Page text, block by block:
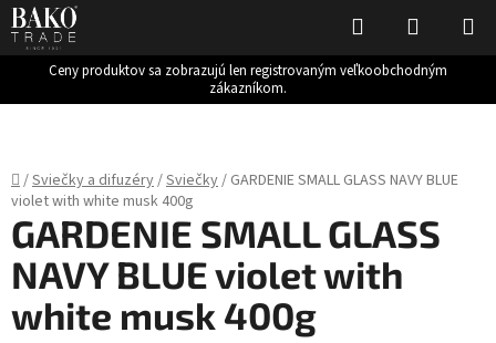
Ceny produktov sa zobrazujú len registrovaným veľkoobchodným
zákazníkom.
Hľadať
KOŠÍK
Domov
/Sviečky a difuzéry/Sviečky/ GARDENIE SMALL GLASS NAVY BLUE
violet with white musk 400g
GARDENIE SMALL GLASS
NAVY BLUE violet with
white musk 400g